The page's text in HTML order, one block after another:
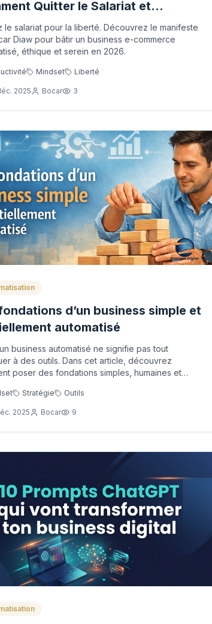
Quitter le Salariat et
un Business Automatisé en
le salariat pour la liberté. Découvrez le manifeste
Diaw pour bâtir un business e-commerce
éthique et serein en 2026.
Mindset Liberté
2025 Bocar 3
d’un business simple et
automatisé
business automatisé ne signifie pas tout
à des outils. Dans cet article, découvrez
poser des fondations simples, humaines et
sans vous épuiser.
Stratégie Outils
2025 Bocar 9